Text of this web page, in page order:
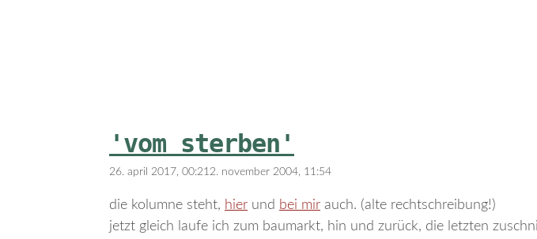
'vom sterben'
26. april 2017, 00:21 2. november 2004, 11:54
die kolumne steht, hier und bei mir auch. (alte rechtschreibung!)
jetzt gleich laufe ich zum baumarkt, hin und zurück, die letzten